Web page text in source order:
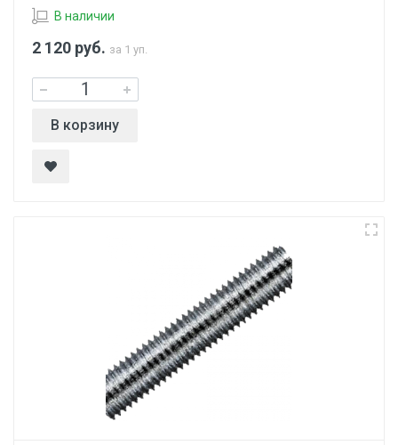
В наличии
2 120 руб. за 1 уп.
В корзину